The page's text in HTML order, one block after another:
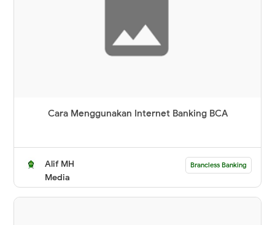
Cara Menggunakan Internet Banking BCA
Alif MH
Media
Brancless Banking